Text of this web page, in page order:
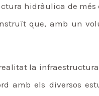
hidràulica de
que, amb un
la
amb els diversos